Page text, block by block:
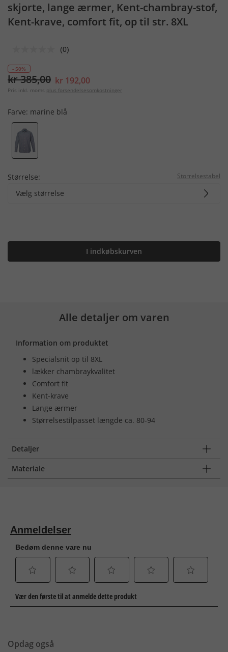
skjorte, lange ærmer, Kent-chambray-stof,
Kent-krave, comfort fit, op til str. 8XL
(0)
- 50%
kr 385,00 kr 192,00
Pris inkl. moms plus forsendelsesomkostninger
Farve: marine blå
Størrelse: Storrelsestabel
Vælg størrelse
I indkøbskurven
Alle detaljer om varen
Information om produktet
Specialsnit op til 8XL
lækker chambraykvalitet
Comfort fit
Kent-krave
Lange ærmer
Størrelsestilpasset længde ca. 80-94
Detaljer
Materiale
Opdag også